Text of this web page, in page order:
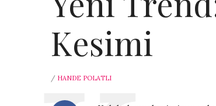
Kesimi
/ HANDE POLATLI